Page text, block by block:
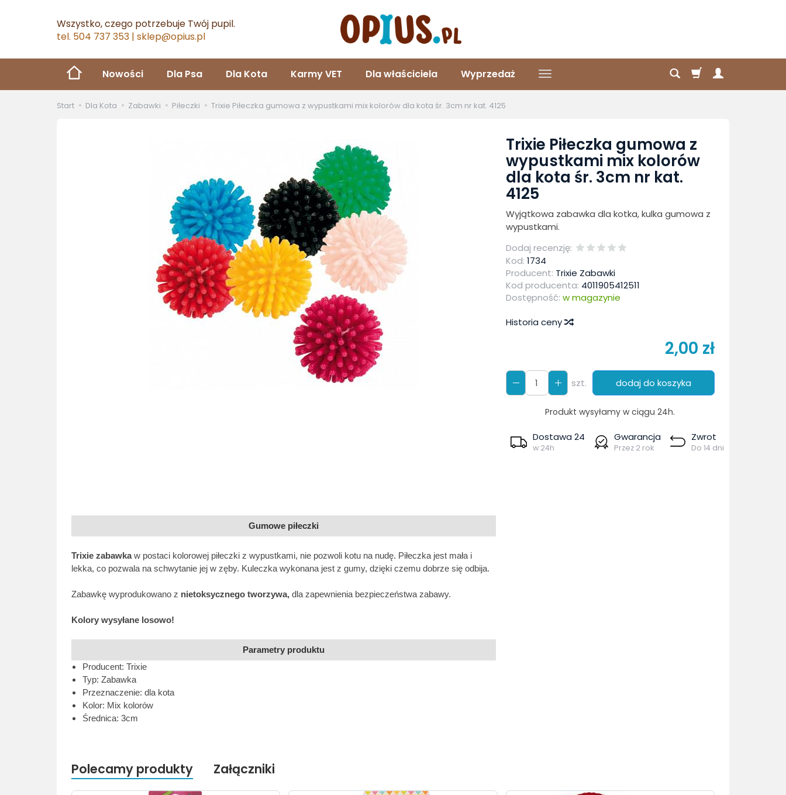
Wszystko, czego potrzebuje Twój pupil.
tel. 504 737 353 | sklep@opius.pl
Nowości Dla Psa Dla Kota Karmy VET Dla właściciela Wyprzedaż
Start Dla Kota Zabawki Piłeczki Trixie Piłeczka gumowa z wypustkami mix kolorów dla kota śr. 3cm nr kat. 4125
Trixie Piłeczka gumowa z
wypustkami mix kolorów
dla kota śr. 3cm nr kat.
4125
Wyjątkowa zabawka dla kotka, kulka gumowa z
wypustkami.
Dodaj recenzję:
Kod: 1734
Producent: Trixie Zabawki
Kod producenta: 4011905412511
Dostępność: w magazynie
Historia ceny
2,00 zł
szt. dodaj do koszyka
Produkt wysyłamy w ciągu 24h.
Dostawa 24
w 24h
Gwarancja
Przez 2 rok
Zwrot
Do 14 dni
Gumowe piłeczki
Trixie zabawkaw postaci kolorowej piłeczki z wypustkami, nie pozwoli kotu na nudę. Piłeczka jest mała i
lekka, co pozwala na schwytanie jej w zęby. Kuleczka wykonana jest z gumy, dzięki czemu dobrze się odbija.
Zabawkę wyprodukowano z nietoksycznego tworzywa, dla zapewnienia bezpieczeństwa zabawy.
Kolory wysyłane losowo!
Parametry produktu
Producent: Trixie
Typ: Zabawka
Przeznaczenie: dla kota
Kolor: Mix kolorów
Średnica: 3cm
Polecamy produkty Załączniki